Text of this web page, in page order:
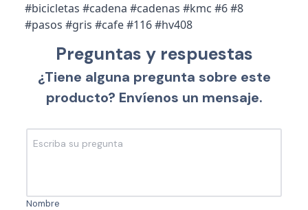
#bicicletas #cadena #cadenas #kmc #6 #8
#pasos #gris #cafe #116 #hv408
Preguntas y respuestas
¿Tiene alguna pregunta sobre este
producto? Envíenos un mensaje.
Nombre